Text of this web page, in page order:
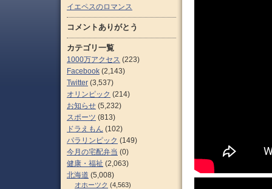
イエペスのロマンス
コメントありがとう
カテゴリ一覧
1000万アクセス (223)
Facebook (2,143)
Twitter (3,537)
オリンピック (214)
お知らせ (5,232)
スポーツ (813)
ドラえもん (102)
パラリンピック (149)
今月の宅配弁当 (0)
健康・福祉 (2,063)
北海道 (5,008)
オホーツク (4,563)